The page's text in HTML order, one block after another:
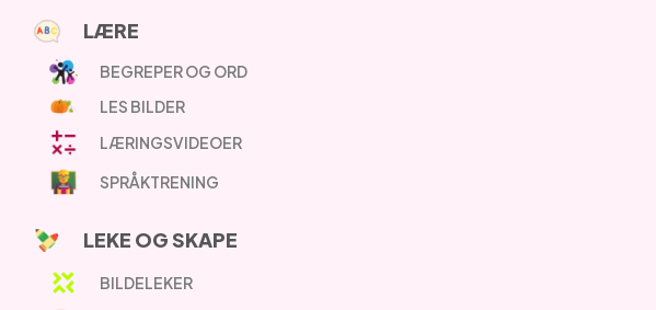
LÆRE
BEGREPER OG ORD
LES BILDER
LÆRINGSVIDEOER
SPRÅKTRENING
LEKE OG SKAPE
BILDELEKER